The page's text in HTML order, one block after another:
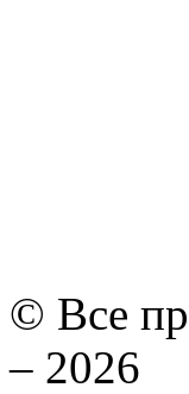
© Все
– 2026